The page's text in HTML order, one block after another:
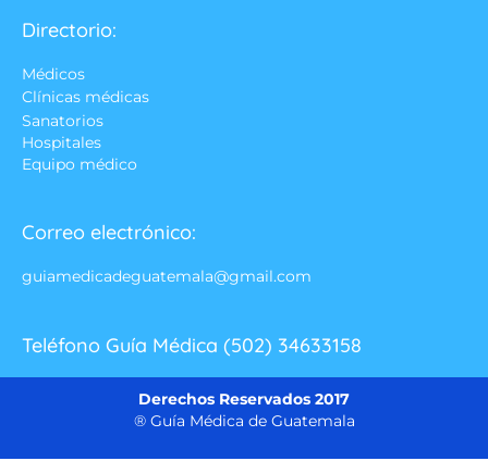
Directorio:
Médicos
Clínicas médicas
Sanatorios
Hospitales
Equipo médico
Correo electrónico:
guiamedicadeguatemala@gmail.com
Teléfono Guía Médica (502) 34633158
Derechos Reservados 2017
® Guía Médica de Guatemala